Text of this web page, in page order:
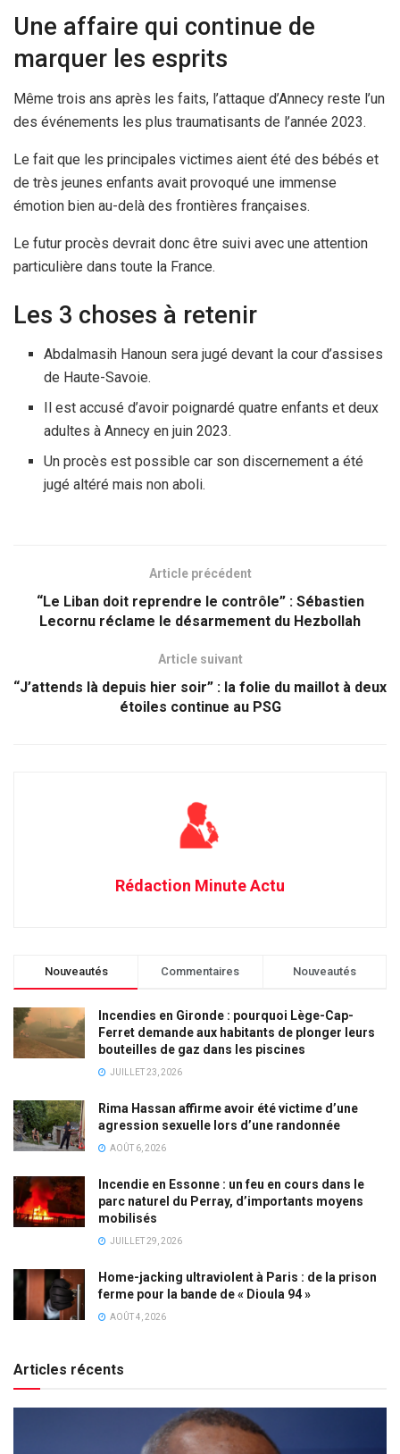
Une affaire qui continue de
marquer les esprits
Même trois ans après les faits, l’attaque d’Annecy reste l’un
des événements les plus traumatisants de l’année 2023.
Le fait que les principales victimes aient été des bébés et
de très jeunes enfants avait provoqué une immense
émotion bien au-delà des frontières françaises.
Le futur procès devrait donc être suivi avec une attention
particulière dans toute la France.
Les 3 choses à retenir
Abdalmasih Hanoun sera jugé devant la cour d’assises
de Haute-Savoie.
Il est accusé d’avoir poignardé quatre enfants et deux
adultes à Annecy en juin 2023.
Un procès est possible car son discernement a été
jugé altéré mais non aboli.
Article précédent
“Le Liban doit reprendre le contrôle” : Sébastien
Lecornu réclame le désarmement du Hezbollah
Article suivant
“J’attends là depuis hier soir” : la folie du maillot à deux
étoiles continue au PSG
Rédaction Minute Actu
Nouveautés Commentaires Nouveautés
Incendies en Gironde : pourquoi Lège-Cap-
Ferret demande aux habitants de plonger leurs
bouteilles de gaz dans les piscines
JUILLET 23, 2026
Rima Hassan affirme avoir été victime d’une
agression sexuelle lors d’une randonnée
AOÛT 6, 2026
Incendie en Essonne : un feu en cours dans le
parc naturel du Perray, d’importants moyens
mobilisés
JUILLET 29, 2026
Home-jacking ultraviolent à Paris : de la prison
ferme pour la bande de « Dioula 94 »
AOÛT 4, 2026
Articles récents